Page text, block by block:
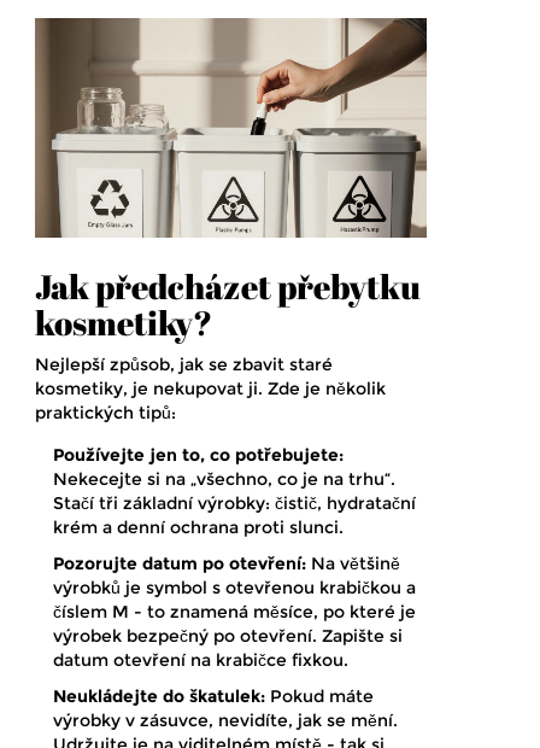
Jak předcházet přebytku
kosmetiky?
Nejlepší způsob, jak se zbavit staré
kosmetiky, je nekupovat ji. Zde je několik
praktických tipů:
Používejte jen to, co potřebujete:
Nekecejte si na „všechno, co je na trhu“.
Stačí tři základní výrobky: čistič, hydratační
krém a denní ochrana proti slunci.
Pozorujte datum po otevření: Na většině
výrobků je symbol s otevřenou krabičkou a
číslem M - to znamená měsíce, po které je
výrobek bezpečný po otevření. Zapište si
datum otevření na krabičce fixkou.
Neukládejte do škatulek: Pokud máte
výrobky v zásuvce, nevidíte, jak se mění.